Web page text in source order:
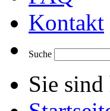
Kontakt
Suche
Sie sind